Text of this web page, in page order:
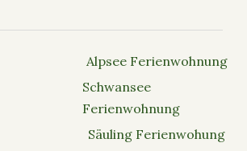
Alpsee Ferienwohnung
Schwansee
Ferienwohnung
Säuling Ferienwohung